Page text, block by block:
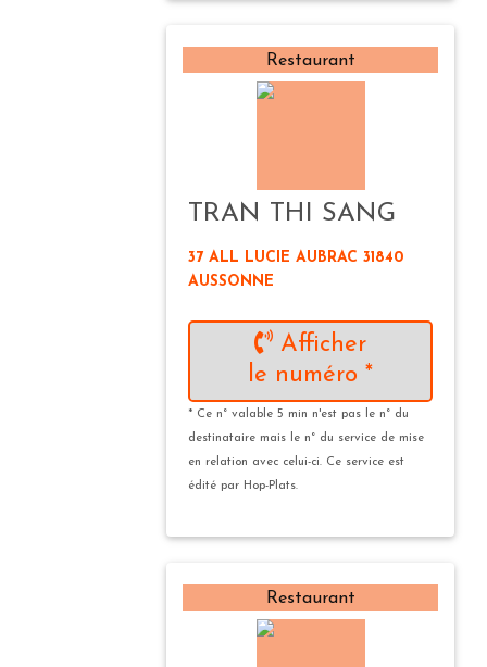
Restaurant
TRAN THI SANG
37 ALL LUCIE AUBRAC 31840
AUSSONNE
Afficher
le numéro *
* Ce n° valable 5 min n'est pas le n° du
destinataire mais le n° du service de mise
en relation avec celui-ci. Ce service est
édité par Hop-Plats.
Restaurant